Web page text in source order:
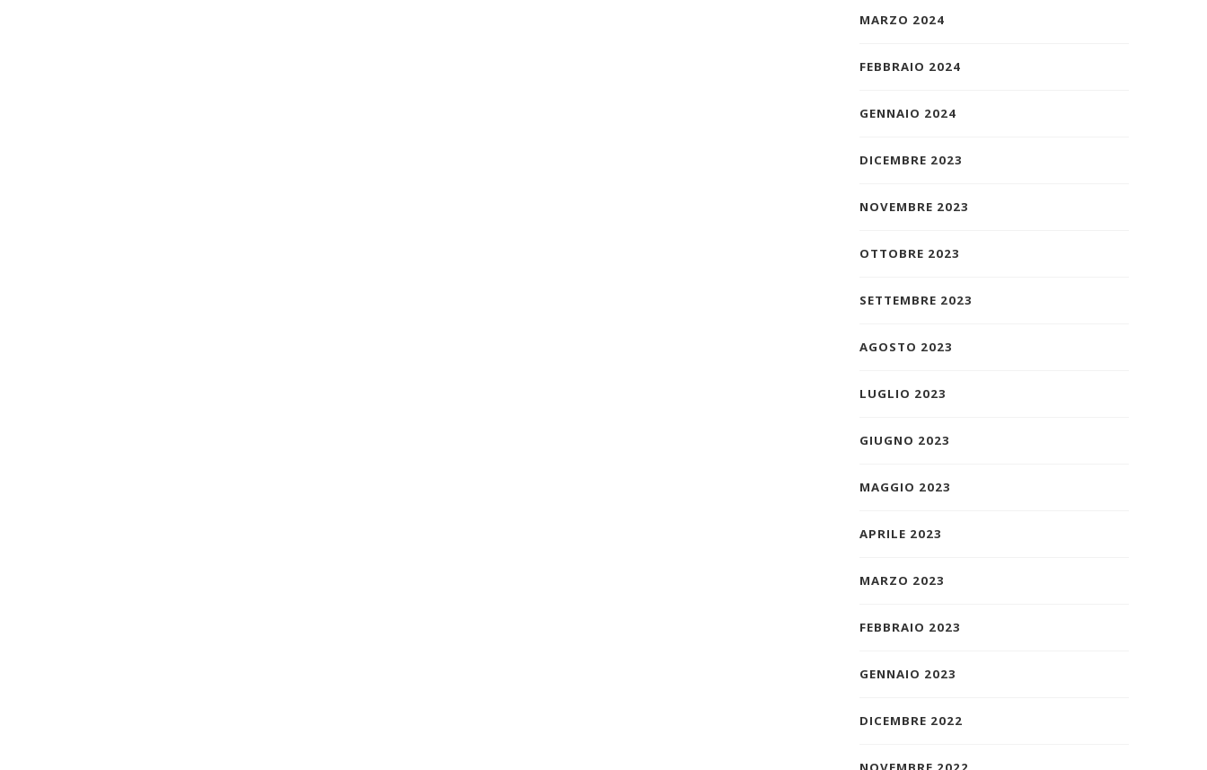
MARZO 2024
FEBBRAIO 2024
GENNAIO 2024
DICEMBRE 2023
NOVEMBRE 2023
OTTOBRE 2023
SETTEMBRE 2023
AGOSTO 2023
LUGLIO 2023
GIUGNO 2023
MAGGIO 2023
APRILE 2023
MARZO 2023
FEBBRAIO 2023
GENNAIO 2023
DICEMBRE 2022